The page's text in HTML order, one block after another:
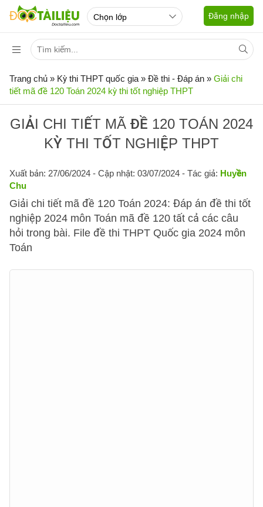
Đăng nhập
Trang chủ » Kỳ thi THPT quốc gia » Đề thi - Đáp án » Giải chi
tiết mã đề 120 Toán 2024 kỳ thi tốt nghiệp THPT
GIẢI CHI TIẾT MÃ ĐỀ 120 TOÁN 2024
KỲ THI TỐT NGHIỆP THPT
Xuất bản: 27/06/2024 - Cập nhật: 03/07/2024 - Tác giả: Huyền
Chu
Giải chi tiết mã đề 120 Toán 2024: Đáp án đề thi tốt
nghiệp 2024 môn Toán mã đề 120 tất cả các câu
hỏi trong bài. File đề thi THPT Quốc gia 2024 môn
Toán